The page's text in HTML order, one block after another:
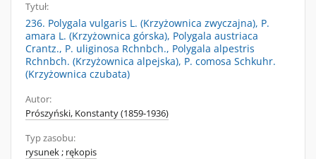
Tytuł:
236. Polygala vulgaris L. (Krzyżownica zwyczajna), P.
amara L. (Krzyżownica górska), Polygala austriaca
Crantz., P. uliginosa Rchnbch., Polygala alpestris
Rchnbch. (Krzyżownica alpejska), P. comosa Schkuhr.
(Krzyżownica czubata)
Autor:
Prószyński, Konstanty (1859-1936)
Typ zasobu:
rysunek; rękopis